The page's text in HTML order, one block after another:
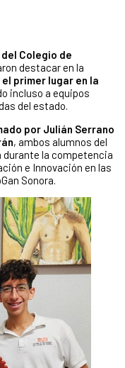
Colegio de
destacar en la
primer lugar en la
incluso a equipos
del estado.
por Julián Serrano
, ambos alumnos del
durante la competencia
e Innovación en las
Sonora.